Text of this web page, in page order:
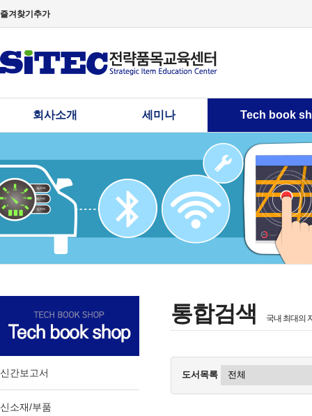
즐겨찾기추가
회사소개 세미나 Tech book
신간보고서
신소재/부품
통합검색 국내 최대의
도서목록